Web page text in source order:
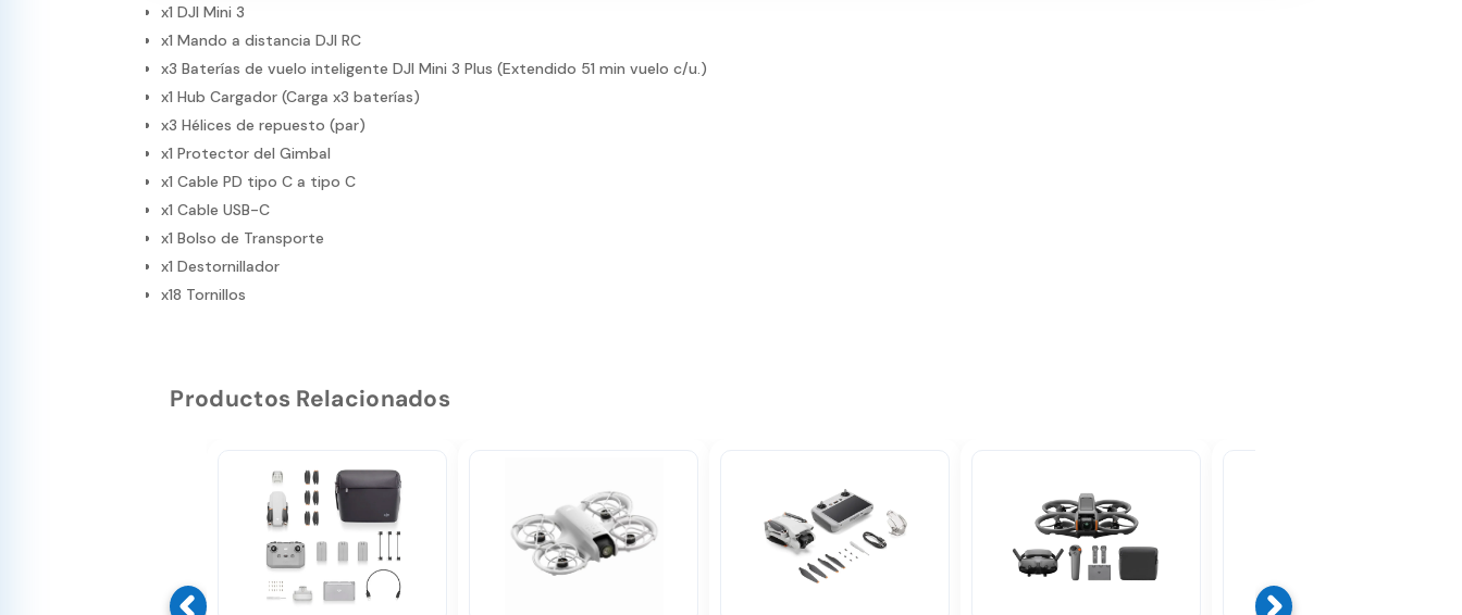
x1 DJI Mini 3
x1 Mando a distancia DJI RC
x3 Baterías de vuelo inteligente DJI Mini 3 Plus (Extendido 51 min vuelo c/u.)
x1 Hub Cargador (Carga x3 baterías)
x3 Hélices de repuesto (par)
x1 Protector del Gimbal
x1 Cable PD tipo C a tipo C
x1 Cable USB-C
x1 Bolso de Transporte
x1 Destornillador
x18 Tornillos
Productos Relacionados